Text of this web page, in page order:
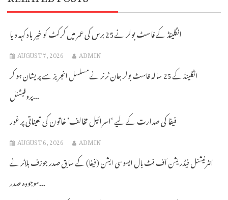
انگلینڈ کے فاسٹ بولر نے 25 برس کی عمر میں کرکٹ کو خیر باد کہہ دیا
AUGUST 7, 2026 ADMIN
انگلینڈ کے 25 سالہ فاسٹ بولر جان ٹرنر نے مسلسل انجریز سے پریشان ہو کر
پروفیشنل...
فیفا کی صدارت کے لیے ‘اسرائیل مخالف’ خاتون کی تعیناتی پر غور
AUGUST 6, 2026 ADMIN
انٹرنیشنل فیڈریشن آف فٹ بال ایسوسی ایشن (فیفا) کے سابق صدر جوزف بلاٹر نے
موجودہ صدر...